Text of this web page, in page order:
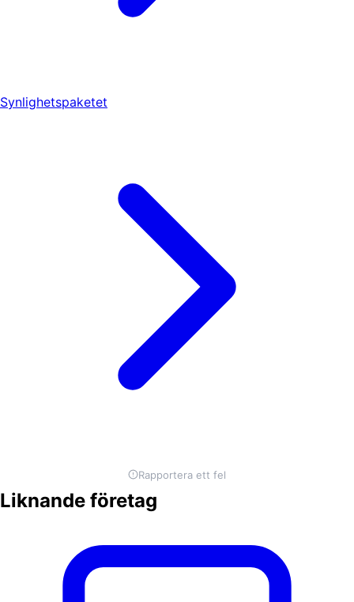
Synlighetspaketet
Rapportera ett fel
Liknande företag